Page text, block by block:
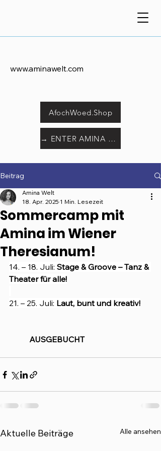
www.aminawelt.com
AfochWoed.Shop
→ ENTER AMINA WORLD
Beitrag
Sommercamp mit
Amina im Wiener
Theresianum!
Amina Welt
18. Apr. 2025 1 Min. Lesezeit
14. – 18. Juli: Stage & Groove – Tanz &
Theater für alle!
21. – 25. Juli: Laut, bunt und kreativ!
AUSGEBUCHT
Aktuelle Beiträge Alle ansehen